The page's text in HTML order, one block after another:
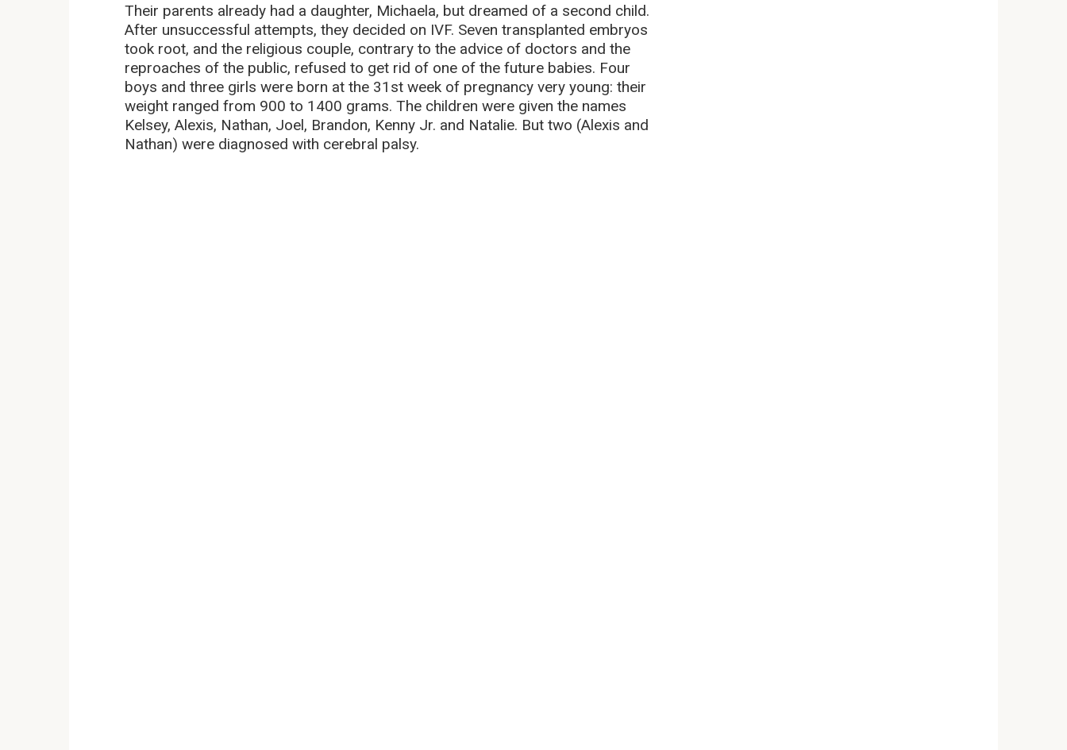
Their parents already had a daughter, Michaela, but dreamed of a second child.
After unsuccessful attempts, they decided on IVF. Seven transplanted embryos
took root, and the religious couple, contrary to the advice of doctors and the
reproaches of the public, refused to get rid of one of the future babies. Four
boys and three girls were born at the 31st week of pregnancy very young: their
weight ranged from 900 to 1400 grams. The children were given the names
Kelsey, Alexis, Nathan, Joel, Brandon, Kenny Jr. and Natalie. But two (Alexis and
Nathan) were diagnosed with cerebral palsy.